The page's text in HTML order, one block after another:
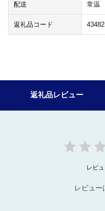
配送 常温
返礼品コード
返礼品レビュー
レビ
レビュー